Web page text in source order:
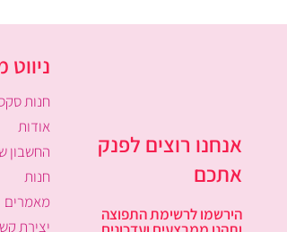
אנחנו רוצים לפנק
אתכם
הירשמו לרשימת התפוצה
ניווט
חנות
אודות
החשבון
חנות
מאמרים
יצירת